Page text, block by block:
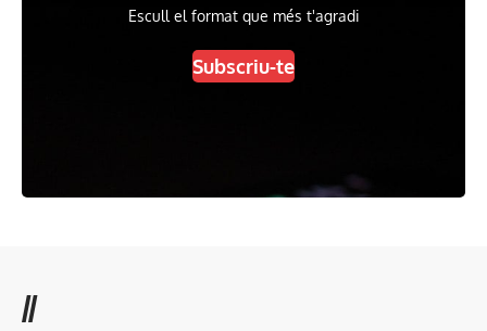
Escull el format que més t'agradi
Subscriu-te
//